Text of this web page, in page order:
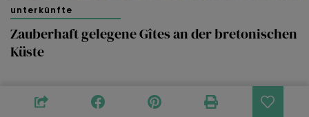
unterkünfte
Zauberhaft gelegene Gîtes an der bretonischen
Küste